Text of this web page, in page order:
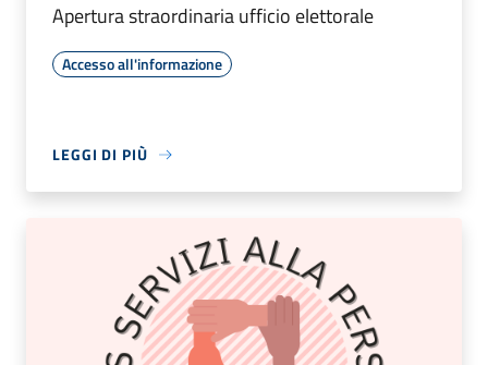
Apertura straordinaria ufficio elettorale
Accesso all'informazione
LEGGI DI PIÙ